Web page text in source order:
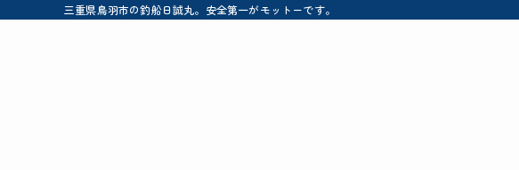
三重県鳥羽市の釣船日誠丸。安全第一がモットーです。